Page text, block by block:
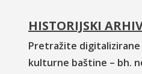
HISTORIJSKI
Pretražite digitalizirane
kulturne baštine – bh.